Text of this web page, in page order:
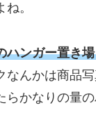
。
ハンガー置き
なんかは商品
らかなりの量